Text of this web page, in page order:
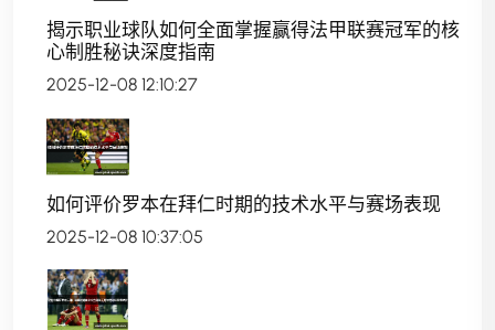
揭示职业球队如何全面掌握赢得法甲联赛冠军的核
心制胜秘诀深度指南
2025-12-08 12:10:27
如何评价罗本在拜仁时期的技术水平与赛场表现
2025-12-08 10:37:05